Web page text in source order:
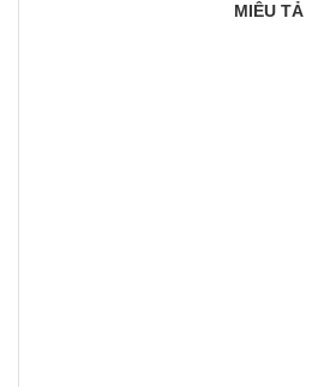
MIÊU TẢ